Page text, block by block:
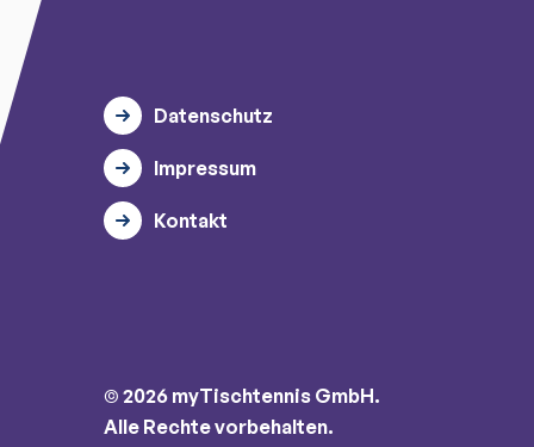
Datenschutz
Impressum
Kontakt
© 2026 myTischtennis GmbH.
Alle Rechte vorbehalten.